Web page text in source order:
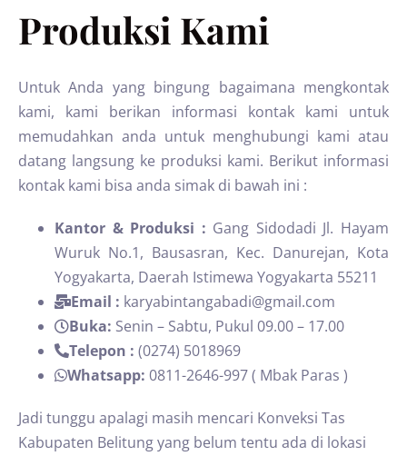
Produksi Kami
Untuk Anda yang bingung bagaimana mengkontak
kami, kami berikan informasi kontak kami untuk
memudahkan anda untuk menghubungi kami atau
datang langsung ke produksi kami. Berikut informasi
kontak kami bisa anda simak di bawah ini :
Kantor & Produksi : Gang Sidodadi Jl. Hayam
Wuruk No.1, Bausasran, Kec. Danurejan, Kota
Yogyakarta, Daerah Istimewa Yogyakarta 55211
Email : karyabintangabadi@gmail.com
Buka: Senin – Sabtu, Pukul 09.00 – 17.00
Telepon : (0274) 5018969
Whatsapp: 0811-2646-997 ( Mbak Paras )
Jadi tunggu apalagi masih mencari Konveksi Tas
Kabupaten Belitung yang belum tentu ada di lokasi